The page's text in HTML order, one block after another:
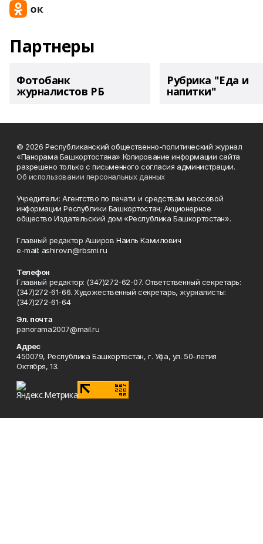
Партнеры
Фотобанк
журналистов РБ
Рубрика "Еда и
напитки"
© 2026 Республиканский общественно-политический журнал
«Панорама Башкортостана» Копирование информации сайта
разрешено только с письменного согласия администрации.
Об использовании персональных данных
Учредители: Агентство по печати и средствам массовой
информации Республики Башкортостан; Акционерное
общество Издательский дом «Республика Башкортостан».
Главный редактор Аширов Наиль Камилович
e-mail: ashirov.n@rbsmi.ru
Телефон
Главный редактор: (347)272-62-07. Ответственный секретарь:
(347)272-61-66. Художественный секретарь, журналисты:
(347)272-61-64
Эл. почта
panorama2007@mail.ru
Адрес
450079, Республика Башкортостан, г. Уфа, ул. 50-летия
Октября, 13.